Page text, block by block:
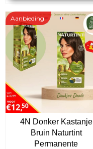
4N Donker Kastanje
Bruin Naturtint
Permanente
Aanbieding!